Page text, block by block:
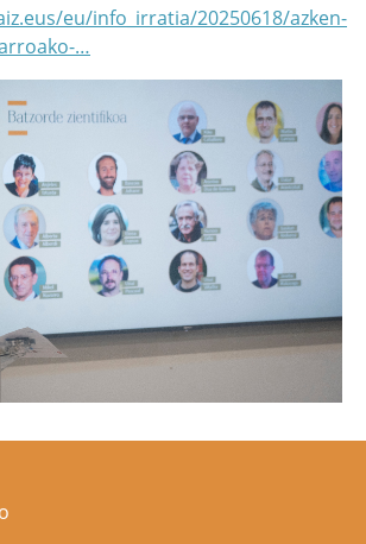
eu/info_irratia/20250618/azken-
…